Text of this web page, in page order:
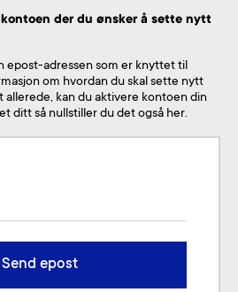
der du ønsker å sette nytt
epost-adressen som er knyttet til
om hvordan du skal sette nytt
allerede, kan du aktivere kontoen din
ditt så nullstiller du det også her.
Send epost